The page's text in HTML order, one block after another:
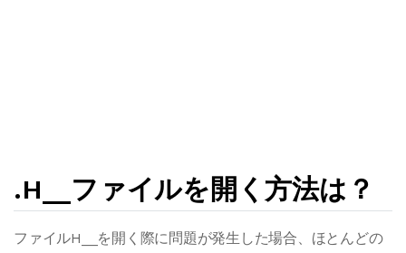
.H__ファイルを開く方法は？
ファイルH__を開く際に問題が発生した場合、ほとんどの